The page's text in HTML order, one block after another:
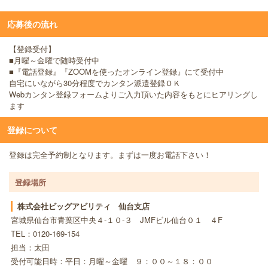
応募後の流れ
【登録受付】
■月曜～金曜で随時受付中
■『電話登録』『ZOOMを使ったオンライン登録』にて受付中
自宅にいながら30分程度でカンタン派遣登録ＯＫ
Webカンタン登録フォームよりご入力頂いた内容をもとにヒアリングし
ます
登録について
登録は完全予約制となります。まずは一度お電話下さい！
登録場所
株式会社ビッグアビリティ 仙台支店
宮城県仙台市青葉区中央４-１０-３ JMFビル仙台０１ ４F
TEL：0120-169-154
担当：太田
受付可能日時：平日：月曜～金曜 ９：００～１８：００